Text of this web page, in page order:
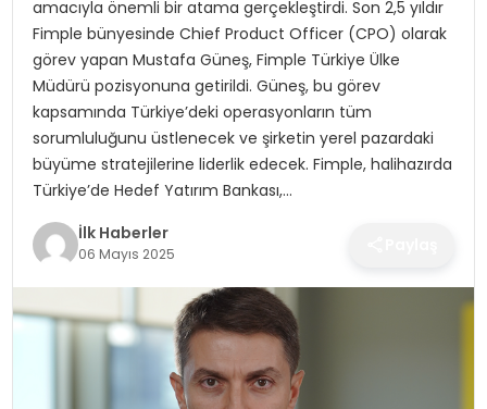
MAGAZIN
SIYASET
SPOR
TEKNOLOJI
YAŞAM
amacıyla önemli bir atama gerçekleştirdi. Son 2,5 yıldır
Fimple bünyesinde Chief Product Officer (CPO) olarak
görev yapan Mustafa Güneş, Fimple Türkiye Ülke
Müdürü pozisyonuna getirildi. Güneş, bu görev
kapsamında Türkiye’deki operasyonların tüm
sorumluluğunu üstlenecek ve şirketin yerel pazardaki
büyüme stratejilerine liderlik edecek. Fimple, halihazırda
Türkiye’de Hedef Yatırım Bankası,…
İlk Haberler
06 Mayıs 2025